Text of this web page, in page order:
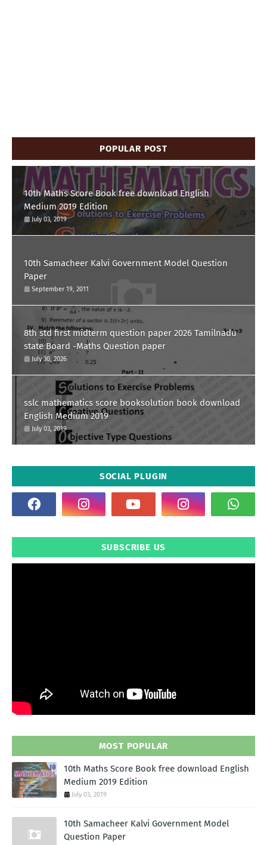
POPULAR POST
10th Maths Score Book free download English
Medium 2019 Edition
July 03, 2019
10th Samacheer Kalvi Government Model Question
Paper
September 19, 2011
8th std first midterm question paper 2026 Tamilnadu
state Board -Maths Question paper
July 30, 2026
sslc mathematics score booksolution book download
English Medium 2019
July 03, 2019
SOCIAL PLUGIN
SUBSCRIBE US
MOST POPULAR
10th Maths Score Book free download English
Medium 2019 Edition
July 03, 2019
10th Samacheer Kalvi Government Model
Question Paper